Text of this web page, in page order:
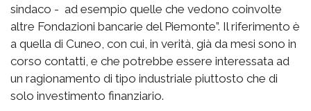
sindaco - ad esempio quelle che vedono coinvolte
altre Fondazioni bancarie del Piemonte”. Il riferimento è
a quella di Cuneo, con cui, in verità, già da mesi sono in
corso contatti, e che potrebbe essere interessata ad
un ragionamento di tipo industriale piuttosto che di
solo investimento finanziario.